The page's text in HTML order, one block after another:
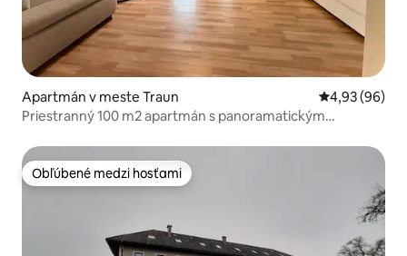
Apartmán v meste Traun Priemerné
4,93 (96)
Priestranný 100 m2 apartmán s panoramatickým
Obľúbené medzi hosťami
Obľúbené medzi hosťami